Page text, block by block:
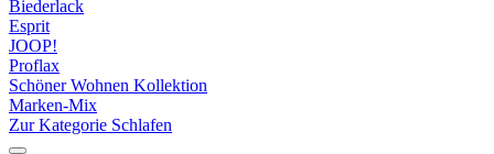
Biederlack
Esprit
JOOP!
Proflax
Schöner Wohnen Kollektion
Marken-Mix
Zur Kategorie Schlafen